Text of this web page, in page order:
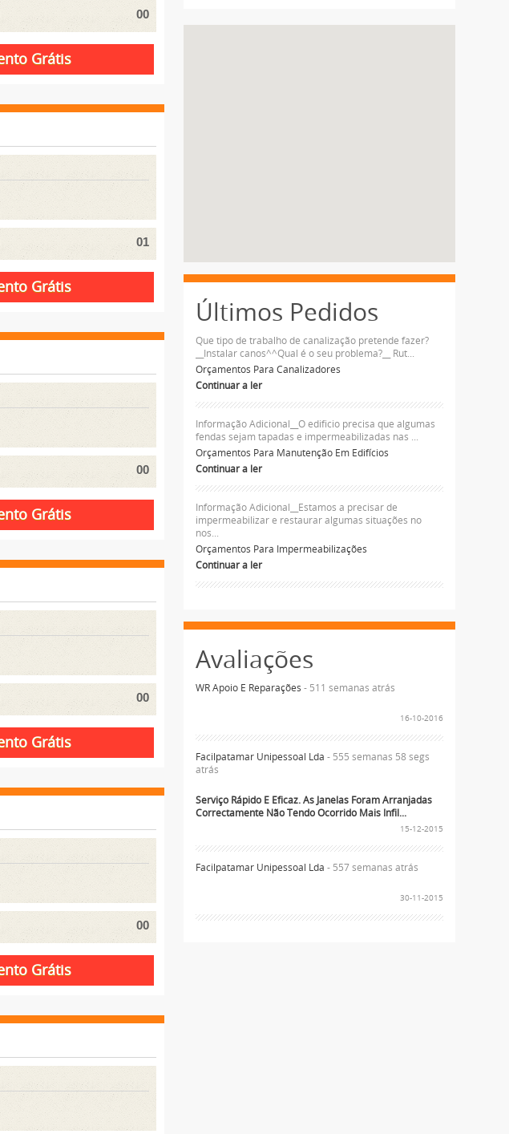
00
01
00
00
00
Últimos Pedidos
Que tipo de trabalho de canalização pretende fazer?
__Instalar canos^^Qual é o seu problema?__ Rut...
Orçamentos Para Canalizadores
Continuar a ler
Informação Adicional__O edificio precisa que algumas
fendas sejam tapadas e impermeabilizadas nas ...
Orçamentos Para Manutenção Em Edifícios
Continuar a ler
Informação Adicional__Estamos a precisar de
impermeabilizar e restaurar algumas situações no
nos...
Orçamentos Para Impermeabilizações
Continuar a ler
Avaliações
WR Apoio E Reparações - 511 semanas atrás
16-10-2016
Facilpatamar Unipessoal Lda - 555 semanas 58 segs
atrás
Serviço Rápido E Eficaz. As Janelas Foram Arranjadas
Correctamente Não Tendo Ocorrido Mais Infil...
15-12-2015
Facilpatamar Unipessoal Lda - 557 semanas atrás
30-11-2015